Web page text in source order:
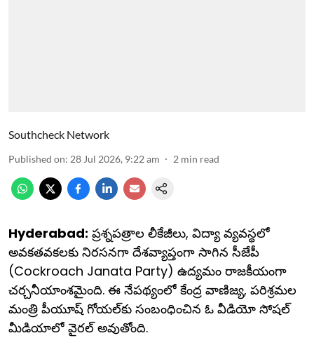
Southcheck Network
Published on: 28 Jul 2026, 9:22 am 2 min read
Hyderabad: ప్రశ్నపత్రాల లీకేజీలు, విద్యా వ్యవస్థలో
అవకతవకలకు నిరసనగా దేశవ్యాప్తంగా సాగిన సీజేపీ
(Cockroach Janata Party) ఉద్యమం రాజకీయంగా
చర్చనీయాంశమైంది. ఈ నేపథ్యంలో కేంద్ర వాణిజ్య, పరిశ్రమల
మంత్రి పీయూష్ గోయల్‌కు సంబంధించిన ఓ వీడియో సోషల్
మీడియాలో వైరల్ అవుతోంది.